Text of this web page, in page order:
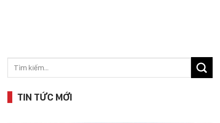
TIN TỨC MỚI